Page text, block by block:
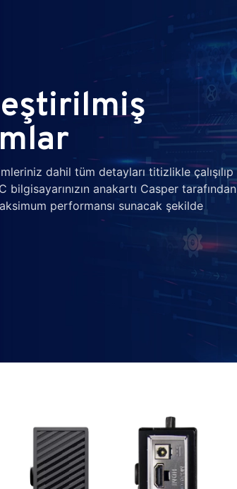
dahil tüm detayları titizlikle çalışılıp
anakartı Casper tarafından
performansı sunacak şekilde